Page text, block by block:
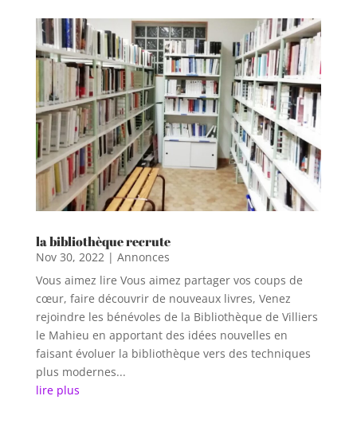
la bibliothèque recrute
Nov 30, 2022| Annonces
Vous aimez lire Vous aimez partager vos coups de
cœur, faire découvrir de nouveaux livres, Venez
rejoindre les bénévoles de la Bibliothèque de Villiers
le Mahieu en apportant des idées nouvelles en
faisant évoluer la bibliothèque vers des techniques
plus modernes...
lire plus